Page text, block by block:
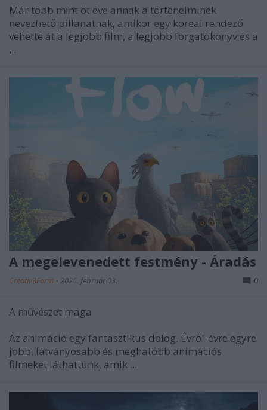
Már több mint öt éve annak a történelminek
nevezhető pillanatnak, amikor egy koreai rendező
vehette át a legjobb film, a legjobb forgatókönyv és a
...
A megelevenedett festmény - Áradás
Creativ3Form • 2025. február 03. 0
A művészet maga
Az animáció egy fantasztikus dolog. Évről-évre egyre
jobb, látványosabb és meghatóbb animációs
filmeket láthattunk, amik ...